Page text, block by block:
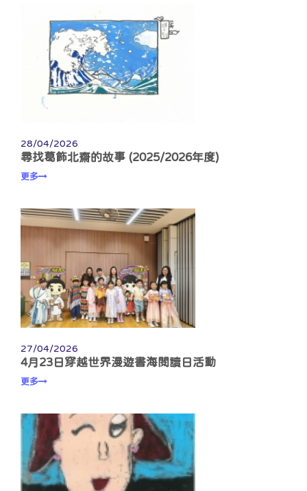
28/04/2026
尋找葛飾北齋的故事 (2025/2026年度)
更多
27/04/2026
4月23日穿越世界漫遊書海閱讀日活動
更多